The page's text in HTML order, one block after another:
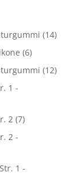
(14)
(6)
(12)
1 -
2 (7)
2 -
1 -